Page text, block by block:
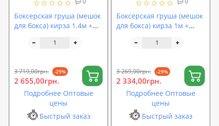
Боксерская груша (мешок
для бокса) кирза 1.4м +
подвес (цепь) OSPORT Set
3 719,00грн. -29%
2 655,00грн.
Подробнее Оптовые
цены
Быстрый заказ
Боксерская груша (мешок
для бокса) кирза 1м +
подвес (цепь) OSPORT Set
3 269,00грн. -29%
2 334,00грн.
Подробнее Оптовые
цены
Быстрый заказ